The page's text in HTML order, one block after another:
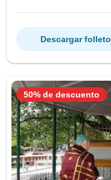
Descargar folleto
50% de descuento